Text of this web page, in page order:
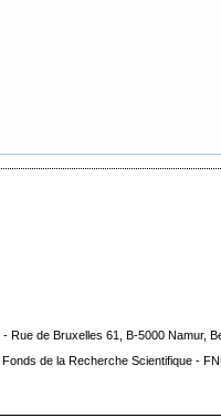
de Bruxelles 61, B-5000 Namur,
de la Recherche Scientifique -